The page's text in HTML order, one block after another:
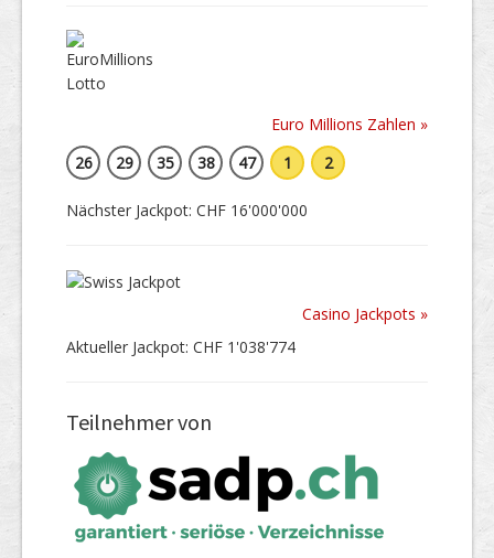
Euro Millions Zahlen »
26
29 35 38 47 1 2
Nächster Jackpot: CHF 16'000'000
Casino Jackpots »
Aktueller Jackpot: CHF 1'038'774
Teilnehmer von